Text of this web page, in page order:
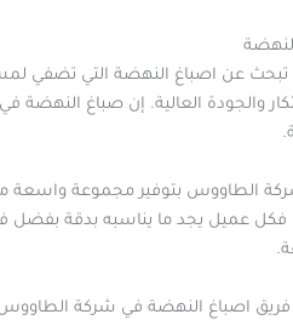
تبحث عن اصباغ النهضة التي تضفي
والجودة العالية. إن صباغ
الطاووس بتوفير مجموعة واسعة من
فكل عميل يجد ما يناسبه بدقة بفضل
اصباغ النهضة في شركة الطاووس